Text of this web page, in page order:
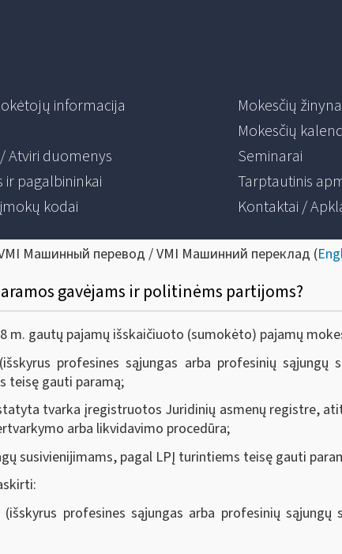
informacija
Atviri duomenys
ir pagalbininkai
kodai
Mokesčių
Mokesčių
Seminarai
Tarptautinis
Kontaktai /
Машинный перевод / VMI Машинний переклад (
gavėjams ir politinėms partijoms?
m. gautų pajamų išskaičiuoto (sumokėto) pajamų
profesines sąjungas arba profesinių sąjungų
teisę gauti paramą;
tvarka įregistruotos Juridinių asmenų registre,
arba likvidavimo procedūra;
susivienijimams, pagal LPĮ turintiems teisę gauti
profesines sąjungas arba profesinių sąjungų